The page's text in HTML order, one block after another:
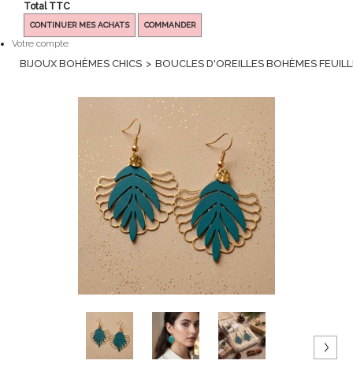
Total TTC
CONTINUER MES ACHATS COMMANDER
Votre compte
BIJOUX BOHÈMES CHICS > BOUCLES D'OREILLES BOHÈMES